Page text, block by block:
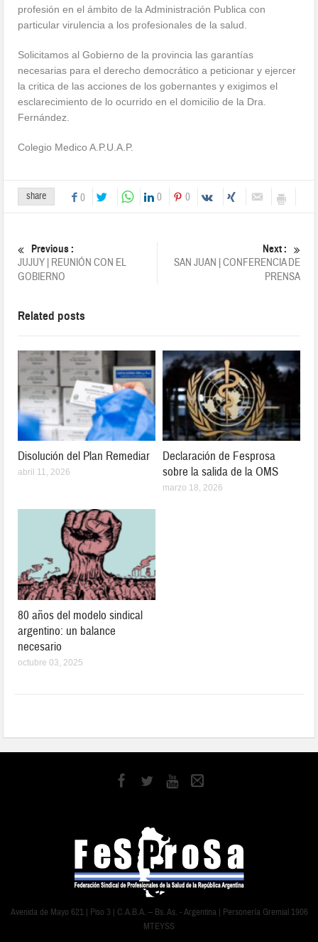
profesión en el ámbito de la Administración Publica con
particular virulencia a los profesionales de la salud.
Solicitamos al Gobierno de la provincia las garantías
necesarias para el derecho democrático a peticionar y ejercer
la critica de las acciones de los gobernantes y exigimos el
esclarecimiento de lo ocurrido en el domicilio de la Dra.
Fernández.
Colegio Medico A.P.U.A.P.
share 0 0 0
Previous :
JUJUY | REUNIÓN CON EL
GOBIERNO
Next :
SAN JUAN | CONFERENCIA DE
PRENSA
Related posts
Disolución del Plan Remediar
abril 11, 2026
Declaración de Fesprosa
sobre la salida de la OMS
marzo 18, 2026
80 años del modelo sindical
argentino: un balance
necesario
octubre 03, 2025
Avenida de Mayo 621 | Piso 3 | C.A.B.A. – Bs. As. - Argentina | Personería Gremial 1906
MTEYSS